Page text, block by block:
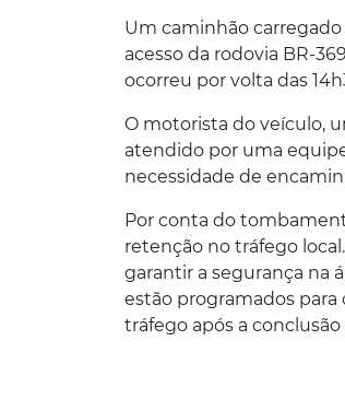
Um caminhão
acesso da rodovia BR-
ocorreu por volta das
O motorista do veículo,
atendido por uma
necessidade de
Por conta do
retenção no tráfego
garantir a segurança na
estão programados para
tráfego após a